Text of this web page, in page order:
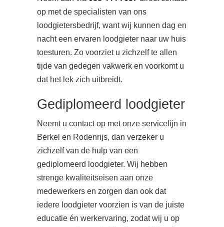
op met de specialisten van ons
loodgietersbedrijf, want wij kunnen dag en
nacht een ervaren loodgieter naar uw huis
toesturen. Zo voorziet u zichzelf te allen
tijde van gedegen vakwerk en voorkomt u
dat het lek zich uitbreidt.
Gediplomeerd loodgieter
Neemt u contact op met onze servicelijn in
Berkel en Rodenrijs, dan verzeker u
zichzelf van de hulp van een
gediplomeerd loodgieter. Wij hebben
strenge kwaliteitseisen aan onze
medewerkers en zorgen dan ook dat
iedere loodgieter voorzien is van de juiste
educatie én werkervaring, zodat wij u op